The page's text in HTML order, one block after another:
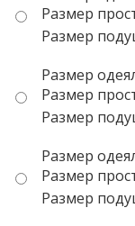
Размер
Размер
Размер
Размер
Размер
Размер
Размер
Размер